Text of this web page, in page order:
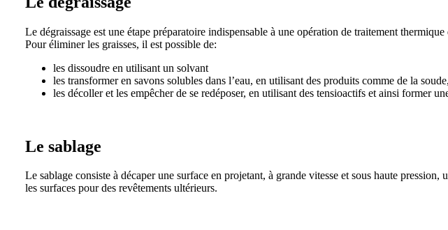
Le dégraissage est une étape préparatoire indispensable à une opération de traitement
Pour éliminer les graisses, il est possible de:
les dissoudre en utilisant un solvant
les transformer en savons solubles dans l’eau, en utilisant des produits comme de la
les décoller et les empêcher de se redéposer, en utilisant des tensioactifs et ainsi former
Le sablage
Le sablage consiste à décaper une surface en projetant, à grande vitesse et sous haute
les surfaces pour des revêtements ultérieurs.